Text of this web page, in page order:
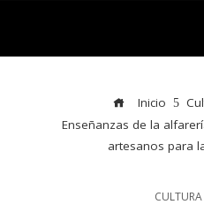
Inicio
Enseñanzas de la
artesanos para